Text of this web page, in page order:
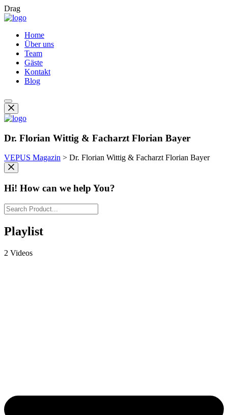
Drag
Home
Über uns
Team
Gäste
Kontakt
Blog
Dr. Florian Wittig & Facharzt Florian Bayer
VEPUS Magazin > Dr. Florian Wittig & Facharzt Florian Bayer
Hi! How can we help You?
Playlist
2 Videos